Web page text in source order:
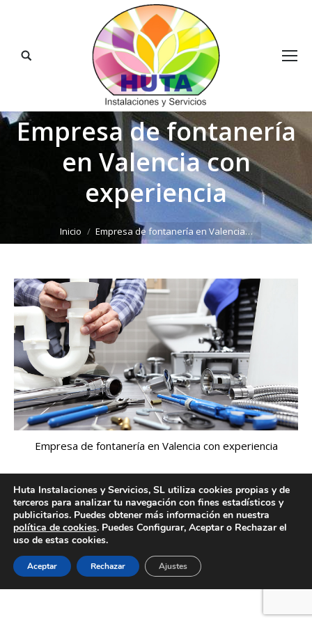
Buscar:
Empresa de fontanería
en Valencia con
experiencia
Inicio Empresa de fontanería en Valencia…
Empresa de fontanería en Valencia con experiencia
Creado por Tandem Marketing Digital
Información legal
Huta Instalaciones y Servicios, SL utiliza cookies propias y de
terceros para analizar tu navegación con fines estadísticos y
publicitarios. Puedes obtener más información en nuestra
política de cookies. Puedes Configurar, Aceptar o Rechazar el
uso de estas cookies.
Aceptar Rechazar Ajustes